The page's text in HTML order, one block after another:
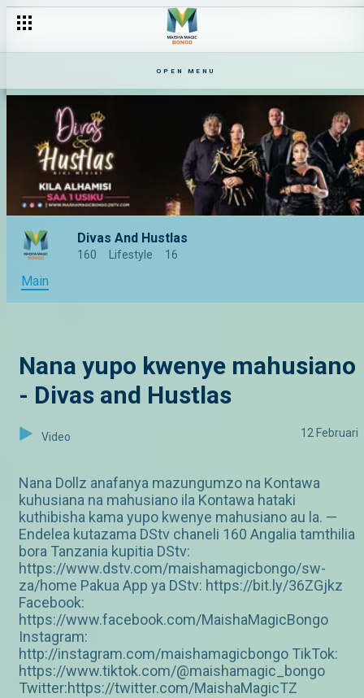
OPEN MENU
Divas And Hustlas
160 Lifestyle 16
Main
Nana yupo kwenye mahusiano
- Divas and Hustlas
Video 12 Februari
Nana Dollz anafanya mazungumzo na Kontawa
kuhusiana na mahusiano ila Kontawa hataki
kuthibisha kama yupo kwenye mahusiano au la. —
Endelea kutazama DStv chaneli 160 Angalia tamthilia
bora Tanzania kupitia DStv:
https://www.dstv.com/maishamagicbongo/sw-
za/home Pakua App ya DStv: https://bit.ly/36ZGjkz
Facebook:
https://www.facebook.com/MaishaMagicBongo
Instagram:
http://instagram.com/maishamagicbongo TikTok:
https://www.tiktok.com/@maishamagic_bongo
Twitter:https://twitter.com/MaishaMagicTZ